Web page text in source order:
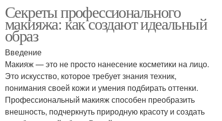
Секреты профессионального
макияжа: как создают идеальный
образ
Введение
Макияж — это не просто нанесение косметики на лицо.
Это искусство, которое требует знания техник,
понимания своей кожи и умения подбирать оттенки.
Профессиональный макияж способен преобразить
внешность, подчеркнуть природную красоту и создать